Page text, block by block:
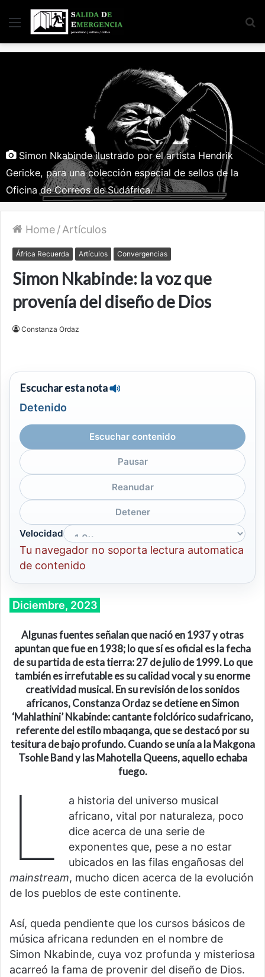
Menu
Simon Nkabinde ilustrado por el artista Hendrik
Gericke, para una colección especial de sellos de la
Oficina de Correos de Sudáfrica.
Home/Artículos
África Recuerda Artículos Convergencias
Simon Nkabinde: la voz que
provenía del diseño de Dios
Constanza Ordaz
Escuchar esta nota
Detenido
Escuchar contenido
Pausar
Reanudar
Detener
Velocidad
Tu navegador no soporta lectura automatica
de contenido
Diciembre, 2023
Algunas fuentes señalan que nació en 1937 y otras
apuntan que fue en 1938; lo que sí es oficial es la fecha
de su partida de esta tierra:27 de julio de 1999. Lo que
también es irrefutable es su calidad vocal y su enorme
creatividad musical. En su revisión de los sonidos
africanos, Constanza Ordaz se detiene en Simon
‘Mahlathini’ Nkabinde: cantante folclórico sudafricano,
referente del estilo mbaqanga, que se destacó por su
tesitura de bajo profundo. Cuando se unía a la Makgona
Tsohle Band y las Mahotella Queens, aquello echaba
fuego.
L
a historia del universo musical
africano, vital por naturaleza, poco
dice acerca de una serie de
exponentes que, pese a no estar
ubicados en las filas engañosas del
mainstream, mucho dicen acerca de la evolución
de los pueblos de este continente.
Así, queda pendiente que los cursos básicos de
música africana redunden en el nombre de
Simon Nkabinde, cuya voz profunda y misteriosa
acarreó la fama de provenir del diseño de Dios.